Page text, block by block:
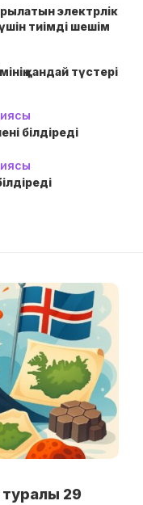
электрлік
тиімді шешім
қандай түстері
білдіреді
29